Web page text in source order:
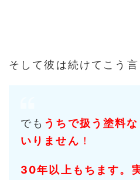
そして彼は続けてこう言
でも うちで扱う塗料
いりません ！
30年以上もちます。